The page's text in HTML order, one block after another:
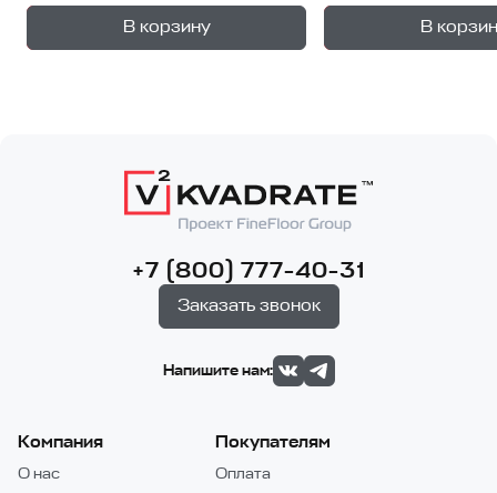
В корзину
1уп. В 1
+7 (800) 777-40-31
Заказать звонок
Напишите нам:
Компания
О нас
Покупателям
Оплата